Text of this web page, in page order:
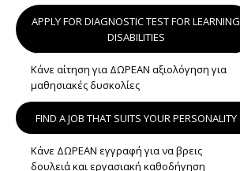
APPLY FOR DIAGNOSTIC TEST FOR LEARNING
DISABILITIES
Κάνε αίτηση για ΔΩΡΕΑΝ αξιολόγηση για
μαθησιακές δυσκολίες
FIND A JOB THAT SUITS YOUR PERSONALITY
Κάνε ΔΩΡΕΑΝ εγγραφή για να βρεις
δουλειά και εργασιακή καθοδήγηση